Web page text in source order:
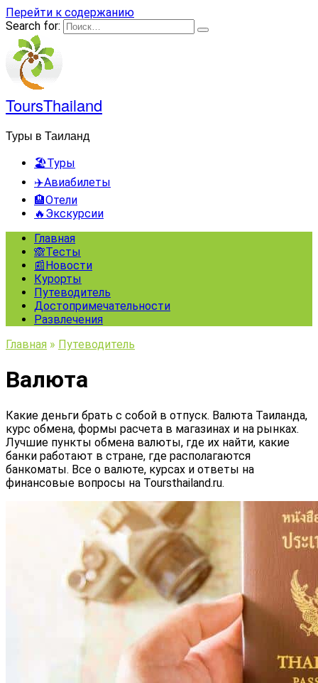
Перейти к содержанию
Search for:
ToursThailand
Туры в Таиланд
🏖️Туры
✈️Авиабилеты
🏨Отели
🔥Экскурсии
Главная
🙈Тесты
📰Новости
Курорты
Путеводитель
Достопримечательности
Развлечения
Главная » Путеводитель
Валюта
Какие деньги брать с собой в отпуск. Валюта Таиланда,
курс обмена, формы расчета в магазинах и на рынках.
Лучшие пункты обмена валюты, где их найти, какие
банки работают в стране, где располагаются
банкоматы. Все о валюте, курсах и ответы на
финансовые вопросы на Toursthailand.ru.